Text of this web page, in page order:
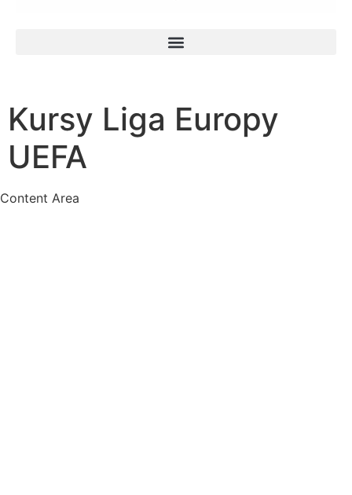
Kursy Liga Europy
UEFA
Content Area